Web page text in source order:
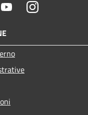
YoutubeInstagram